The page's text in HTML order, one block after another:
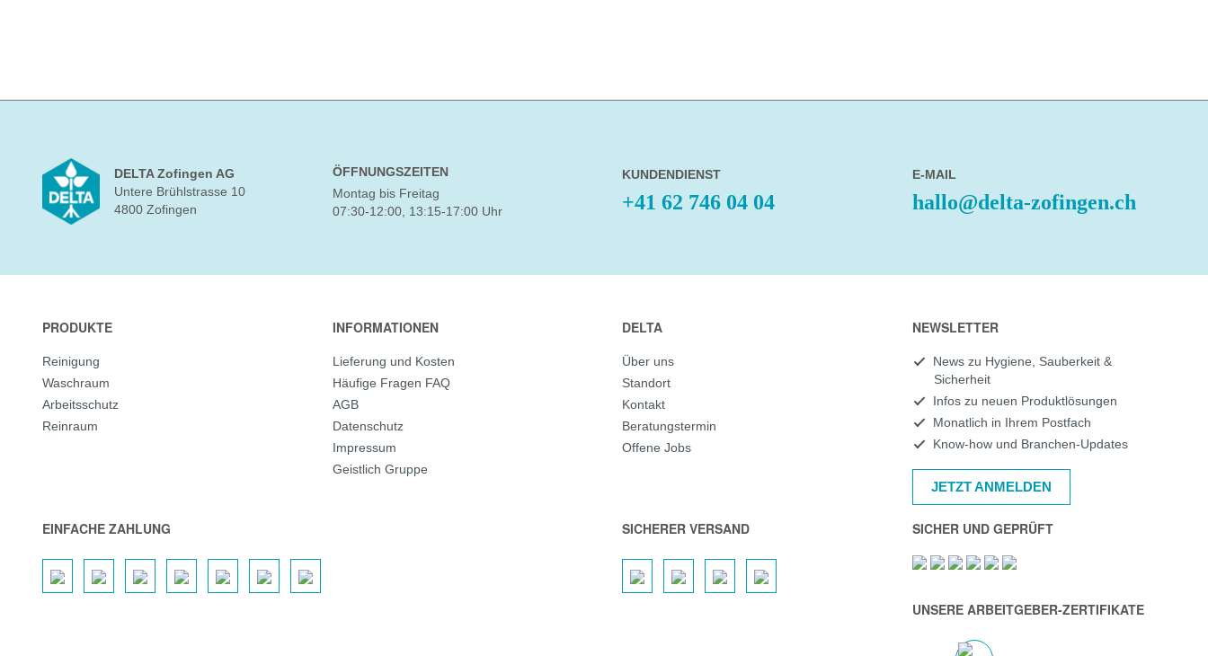
DELTA Zofingen AG
Untere Brühlstrasse 10
4800 Zofingen
ÖFFNUNGSZEITEN
Montag bis Freitag
07:30-12:00, 13:15-17:00 Uhr
KUNDENDIENST
+41 62 746 04 04
E-MAIL
hallo@delta-zofingen.ch
PRODUKTE
Reinigung
Waschraum
Arbeitsschutz
Reinraum
INFORMATIONEN
Lieferung und Kosten
Häufige Fragen FAQ
AGB
Datenschutz
Impressum
Geistlich Gruppe
DELTA
Über uns
Standort
Kontakt
Beratungstermin
Offene Jobs
NEWSLETTER
News zu Hygiene, Sauberkeit &
Sicherheit
Infos zu neuen Produktlösungen
Monatlich in Ihrem Postfach
Know-how und Branchen-Updates
JETZT ANMELDEN
EINFACHE ZAHLUNG SICHERER VERSAND SICHER UND GEPRÜFT
UNSERE ARBEITGEBER-ZERTIFIKATE